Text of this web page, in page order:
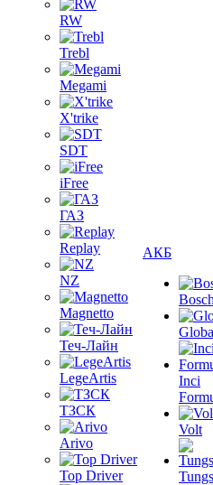
RW
Trebl
Megami
X'trike
SDT
iFree
ГАЗ
Replay
NZ
Magnetto
Теч-Лайн
LegeArtis
ТЗСК
Arivo
Top Driver
АКБ
Inci
Volt